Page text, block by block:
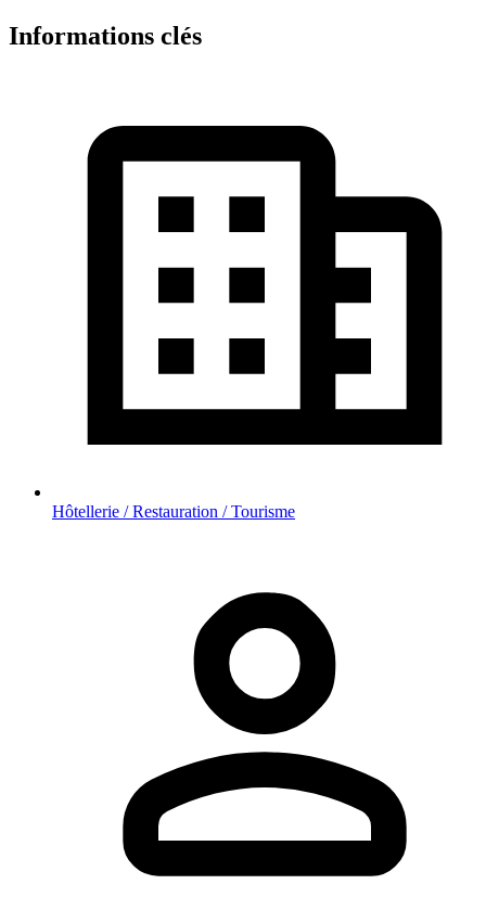
Informations clés
Hôtellerie / Restauration / Tourisme